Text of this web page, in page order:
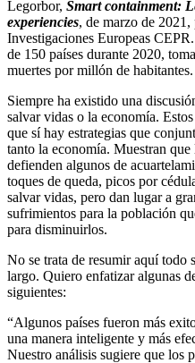
Legorbor, Smart containment:
experiencies, de marzo de
Investigaciones Europeas
de 150 países durante 2020,
muertes por millón de habitantes.
Siempre ha existido una
salvar vidas o la economía.
que sí hay estrategias que
tanto la economía. Muestran
defienden algunos de
toques de queda, picos por
salvar vidas, pero dan lugar a
sufrimientos para la población
para disminuirlos.
No se trata de resumir aquí todo
largo. Quiero enfatizar algunas
siguientes:
“Algunos países fueron más
una manera inteligente y más
Nuestro análisis sugiere que los